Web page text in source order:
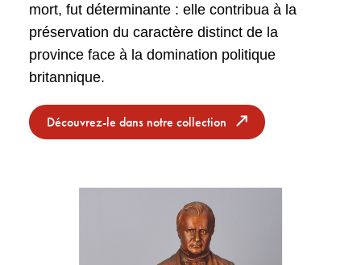
mort, fut déterminante : elle contribua à la
préservation du caractère distinct de la
province face à la domination politique
britannique.
Découvrez-le dans notre collection